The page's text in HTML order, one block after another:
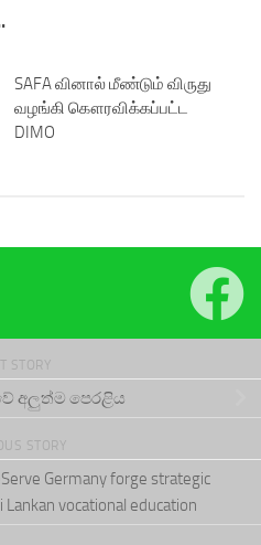
SAFA வினால் மீண்டும் விருது
வழங்கி கௌரவிக்கப்பட்ட
DIMO
STORY
අලුත්ම පෙරළිය
STORY
Germany forge strategic
vocational education